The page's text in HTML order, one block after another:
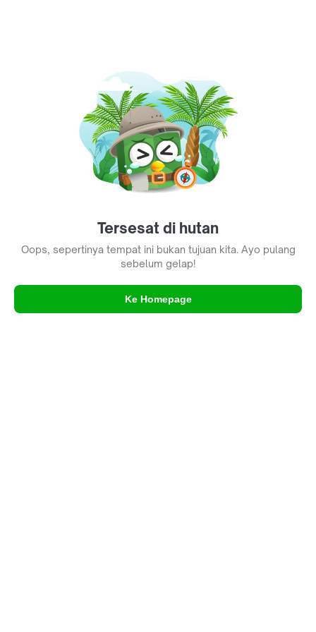
Tersesat di hutan
Oops, sepertinya tempat ini bukan tujuan kita. Ayo pulang
sebelum gelap!
Ke Homepage